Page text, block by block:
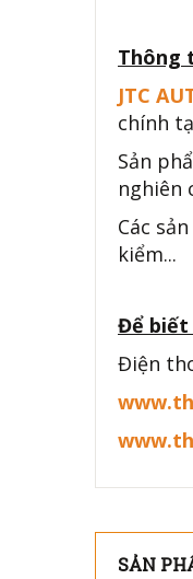
Thông
JTC
chính
Sản
nghiên
Các
kiểm...
Để biết
Điện
SẢN